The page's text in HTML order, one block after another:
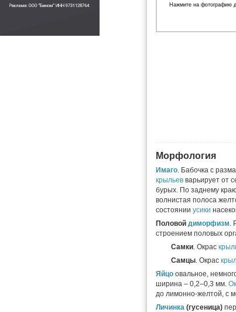
Нажмите на фотографию
Морфология
Имаго. Бабочка с
крыльев варьирует от
бурых. По заднему
волнистая полоса
состоянии усики
Половой диморфизм.
строением половых
Самки. Окрас
Самцы. Окрас
Яйцо овальное,
ширина – 0,2–0,3 мм.
до лимонно-желтой, с
Личинка (гусеница)